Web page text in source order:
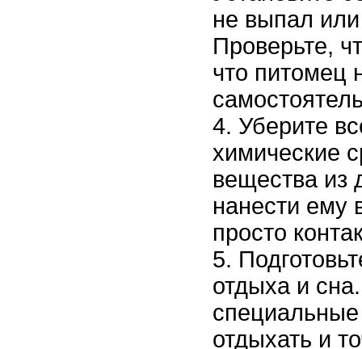
не выпал
Проверьте,
что питомец
Уберите
химические
вещества из
нанести ему
просто
отдыха и
специальные
отдыхать и